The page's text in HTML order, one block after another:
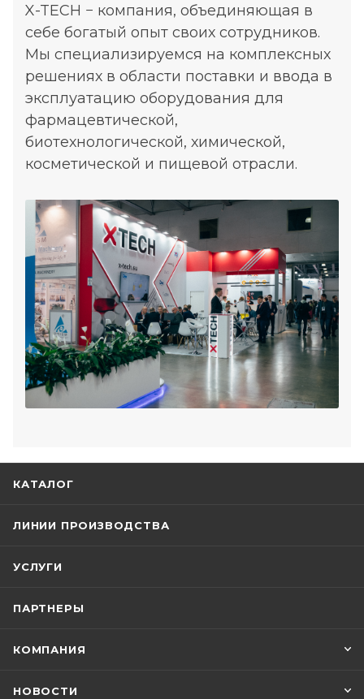
X-TECH − компания, объединяющая в
себе богатый опыт своих сотрудников.
Мы специализируемся на комплексных
решениях в области поставки и ввода в
эксплуатацию оборудования для
фармацевтической,
биотехнологической, химической,
косметической и пищевой отрасли.
КАТАЛОГ
ЛИНИИ ПРОИЗВОДСТВА
УСЛУГИ
ПАРТНЕРЫ
КОМПАНИЯ
НОВОСТИ